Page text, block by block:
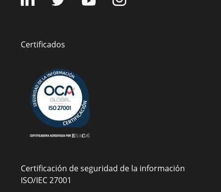
Certificados
Certificación de seguridad de la información
ISO/IEC 27001